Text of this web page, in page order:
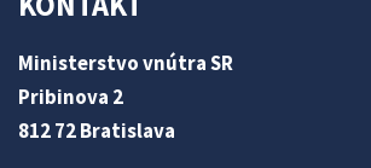
Ministerstvo vnútra SR
Pribinova 2
812 72 Bratislava